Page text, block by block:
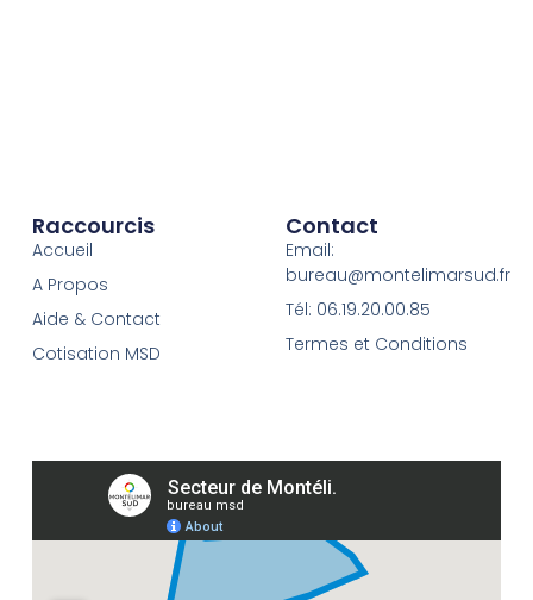
Raccourcis
Accueil
A Propos
Aide & Contact
Cotisation MSD
Contact
Email:
bureau@montelimarsud.fr
Tél: 06.19.20.00.85
Termes et Conditions